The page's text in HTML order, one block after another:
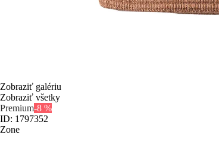
Zobraziť galériu
Zobraziť všetky
Premium-8 %
ID: 1797352
Zone